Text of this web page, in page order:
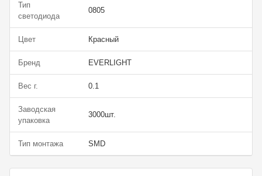
Тип
светодиода
0805
Цвет Красный
Бренд EVERLIGHT
Вес г. 0.1
Заводская
упаковка
3000шт.
Тип монтажа SMD